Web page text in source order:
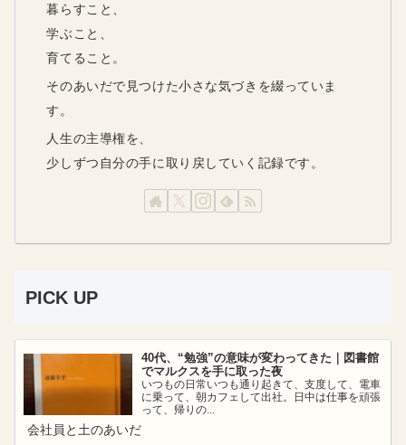
暮らすこと、
学ぶこと、
育てること。
そのあいだで見つけた小さな気づきを綴っていま
す。
人生の主導権を、
少しずつ自分の手に取り戻していく記録です。
PICK UP
40代、“勉強”の意味が変わってきた｜図書館
でマルクスを手に取った夜
いつもの日常いつも通り起きて、支度して、電車
に乗って、朝カフェして出社。日中は仕事を頑張
って、帰りの...
会社員と土のあいだ